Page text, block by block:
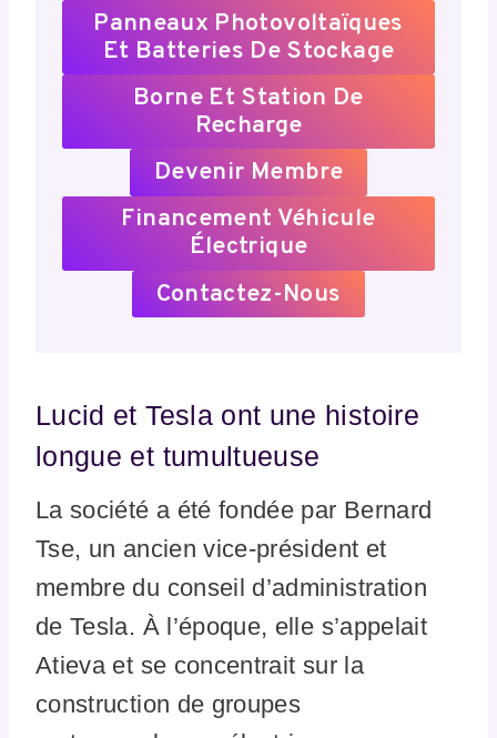
Panneaux Photovoltaïques
Et Batteries De Stockage
Borne Et Station De
Recharge
Devenir Membre
Financement Véhicule
Électrique
Contactez-Nous
Lucid et Tesla ont une histoire
longue et tumultueuse
La société a été fondée par Bernard
Tse, un ancien vice-président et
membre du conseil d’administration
de Tesla. À l’époque, elle s’appelait
Atieva et se concentrait sur la
construction de groupes